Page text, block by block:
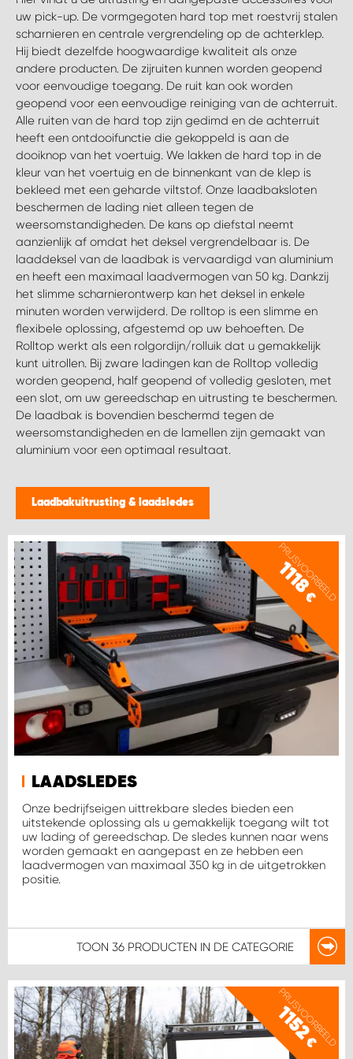
uw pick-up. De vormgegoten hard top met roestvrij stalen
scharnieren en centrale vergrendeling op de achterklep.
Hij biedt dezelfde hoogwaardige kwaliteit als onze
andere producten. De zijruiten kunnen worden geopend
voor eenvoudige toegang. De ruit kan ook worden
geopend voor een eenvoudige reiniging van de achterruit.
Alle ruiten van de hard top zijn gedimd en de achterruit
heeft een ontdooifunctie die gekoppeld is aan de
dooiknop van het voertuig. We lakken de hard top in de
kleur van het voertuig en de binnenkant van de klep is
bekleed met een geharde viltstof. Onze laadbaksloten
beschermen de lading niet alleen tegen de
weersomstandigheden. De kans op diefstal neemt
aanzienlijk af omdat het deksel vergrendelbaar is. De
laaddeksel van de laadbak is vervaardigd van aluminium
en heeft een maximaal laadvermogen van 50 kg. Dankzij
het slimme scharnierontwerp kan het deksel in enkele
minuten worden verwijderd. De rolltop is een slimme en
flexibele oplossing, afgestemd op uw behoeften. De
Rolltop werkt als een rolgordijn/rolluik dat u gemakkelijk
kunt uitrollen. Bij zware ladingen kan de Rolltop volledig
worden geopend, half geopend of volledig gesloten, met
een slot, om uw gereedschap en uitrusting te beschermen.
De laadbak is bovendien beschermd tegen de
weersomstandigheden en de lamellen zijn gemaakt van
aluminium voor een optimaal resultaat.
Laadbakuitrusting & laadsledes
PRIJSVOORBEELD
1118
€
LAADSLEDES
Onze bedrijfseigen uittrekbare sledes bieden een
uitstekende oplossing als u gemakkelijk toegang wilt tot
uw lading of gereedschap. De sledes kunnen naar wens
worden gemaakt en aangepast en ze hebben een
laadvermogen van maximaal 350 kg in de uitgetrokken
positie.
TOON 36 PRODUCTEN IN DE CATEGORIE
PRIJSVOORBEELD
1152
€
WORK SYSTEM BRUSSEL
WORK SYSTEM LIMBURG-KEMPEN
WORK SYSTEM NAMEN
WORK SYSTEM WEST BY PRO-VAN